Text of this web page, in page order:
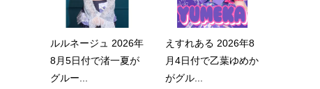
ルルネージュ 2026年
8月5日付で渚一夏が
グルー...
えすれある 2026年8
月4日付で乙葉ゆめか
がグル...